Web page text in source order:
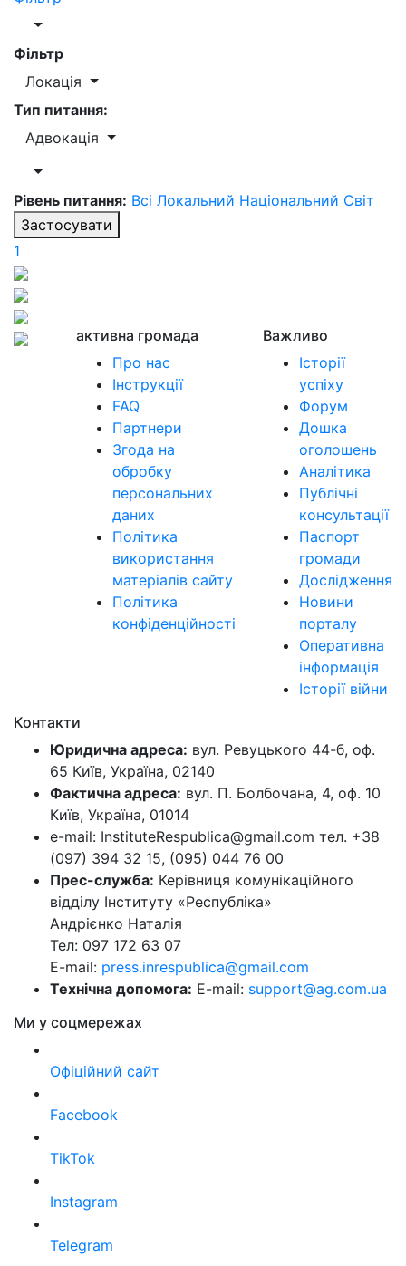
Фільтр
Локація
Тип питання:
Адвокація
Рівень питання: Всі Локальний Національний Світ
Застосувати
1
активна громада
Про нас
Інструкції
FAQ
Партнери
Згода на
обробку
персональних
даних
Політика
використання
матеріалів сайту
Політика
конфіденційності
Важливо
Історії
успіху
Форум
Дошка
оголошень
Аналітика
Публічні
консультації
Паспорт
громади
Дослідження
Новини
порталу
Оперативна
інформація
Історії війни
Контакти
Юридична адреса: вул. Ревуцького 44-б, оф.
65 Київ, Україна, 02140
Фактична адреса: вул. П. Болбочана, 4, оф. 10
Київ, Україна, 01014
e-mail: InstituteRespublica@gmail.com тел. +38
(097) 394 32 15, (095) 044 76 00
Прес-служба: Керівниця комунікаційного
відділу Інституту «Республіка»
Андрієнко Наталія
Тел: 097 172 63 07
E-mail: press.inrespublica@gmail.com
Технічна допомога: E-mail: support@ag.com.ua
Ми у соцмережах
Офіційний сайт
Facebook
TikTok
Instagram
Telegram